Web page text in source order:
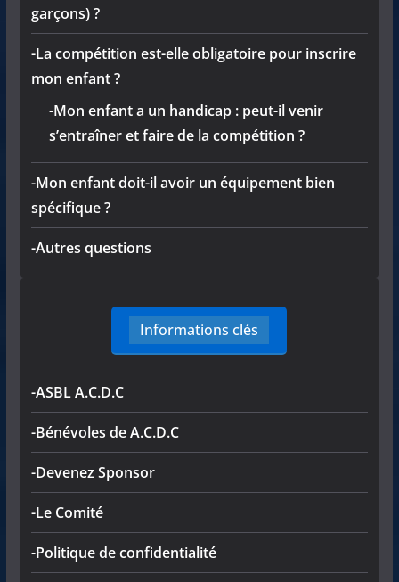
garçons) ?
-La compétition est-elle obligatoire pour inscrire
mon enfant ?
-Mon enfant a un handicap : peut-il venir
s’entraîner et faire de la compétition ?
-Mon enfant doit-il avoir un équipement bien
spécifique ?
-Autres questions
Informations clés
-ASBL A.C.D.C
-Bénévoles de A.C.D.C
-Devenez Sponsor
-Le Comité
-Politique de confidentialité